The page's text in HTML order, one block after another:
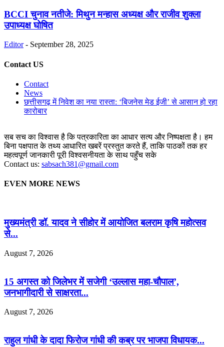
BCCI चुनाव नतीजे: मिथुन मन्हास अध्यक्ष और राजीव शुक्ला
उपाध्यक्ष घोषित
Editor - September 28, 2025
Contact US
Contact
News
छत्तीसगढ़ में निवेश का नया रास्ता: ‘बिजनेस मेड ईजी’ से आसान हो रहा
कारोबार
सब सच का विश्वास है कि पत्रकारिता का आधार सत्य और निष्पक्षता है। हम
बिना पक्षपात के तथ्य आधारित खबरें प्रस्तुत करते हैं, ताकि पाठकों तक हर
महत्वपूर्ण जानकारी पूरी विश्वसनीयता के साथ पहुँच सके
Contact us: sabsach381@gmail.com
EVEN MORE NEWS
मुख्यमंत्री डॉ. यादव ने सीहोर में आयोजित बलराम कृषि महोत्सव
से...
August 7, 2026
15 अगस्त को जिलेभर में सजेगी ‘उल्लास महा-चौपाल’,
जनभागीदारी से साक्षरता...
August 7, 2026
राहुल गांधी के दादा फिरोज गांधी की कब्र पर भाजपा विधायक...